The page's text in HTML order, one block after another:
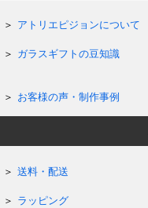
アトリエピジョンについて
ガラスギフトの豆知識
お客様の声・制作事例
送料・配送
ラッピング